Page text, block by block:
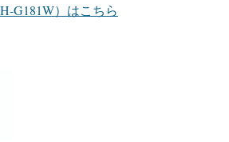
G181W）はこちら